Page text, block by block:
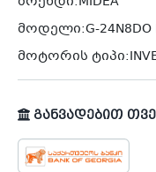
3,949.00₾.
2,999.00₾.
მოდელი:G-24N8DO
მოტორის
განვადებით